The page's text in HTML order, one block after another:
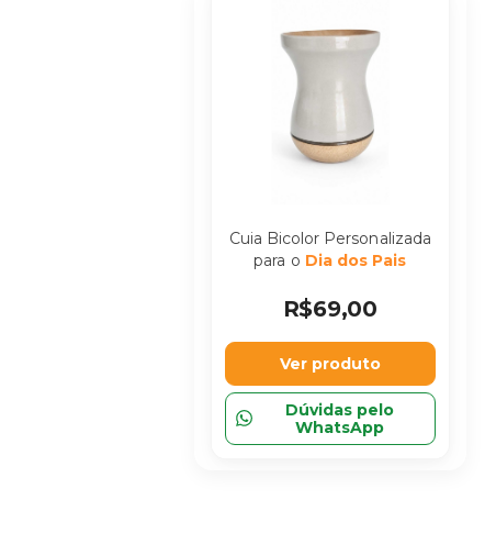
Cuia Bicolor Personalizada
para o Dia dos Pais
R$69,00
Ver produto
Dúvidas pelo
WhatsApp